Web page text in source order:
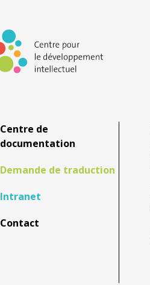
Centre de
documentation
Demande de traduction
Intranet
Contact